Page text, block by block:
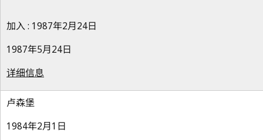
加入 : 1987年2月24日
1987年5月24日
详细信息
卢森堡
1984年2月1日